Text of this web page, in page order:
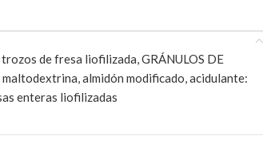
de fresa liofilizada, GRÁNULOS DE
maltodextrina, almidón modificado, acidulante:
enteras liofilizadas